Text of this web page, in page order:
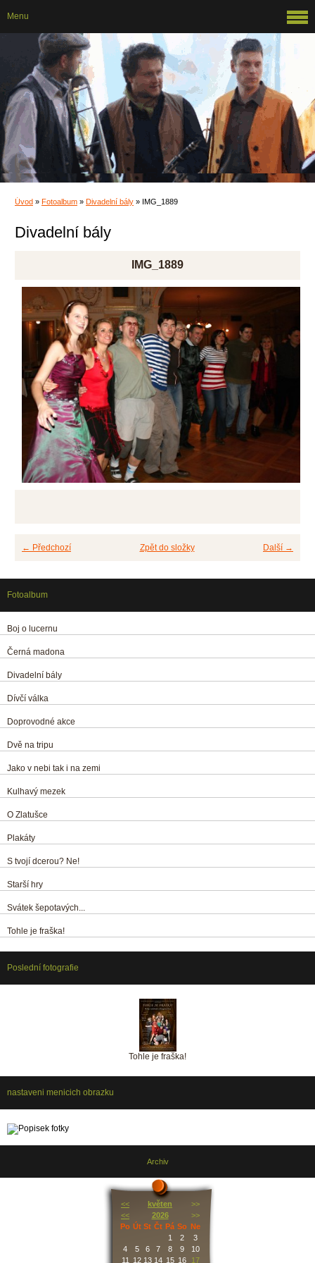
Úvod » Fotoalbum » Divadelní bály » IMG_1889
Divadelní bály
IMG_1889
← Předchozí Další →
Zpět do složky
Menu
Fotoalbum
Boj o lucernu
Černá madona
Divadelní bály
Dívčí válka
Doprovodné akce
Dvě na tripu
Jako v nebi tak i na zemi
Kulhavý mezek
O Zlatušce
Plakáty
S tvojí dcerou? Ne!
Starší hry
Svátek šepotavých...
Tohle je fraška!
Poslední fotografie
Tohle je fraška!
nastaveni menicich obrazku
Archiv
<< květen
>>
<<
2026
>>
Po Út St Čt Pá So Ne
1
2
3
4
5 6 7 8 9
10
11
12 13 14 15 16 17